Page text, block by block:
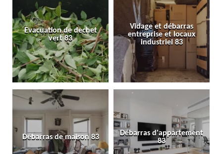
Evacuation de dechet
vert 83
Vidage et débarras
entreprise et locaux
industriel 83
Débarras de maison 83
Débarras d'appartement
83